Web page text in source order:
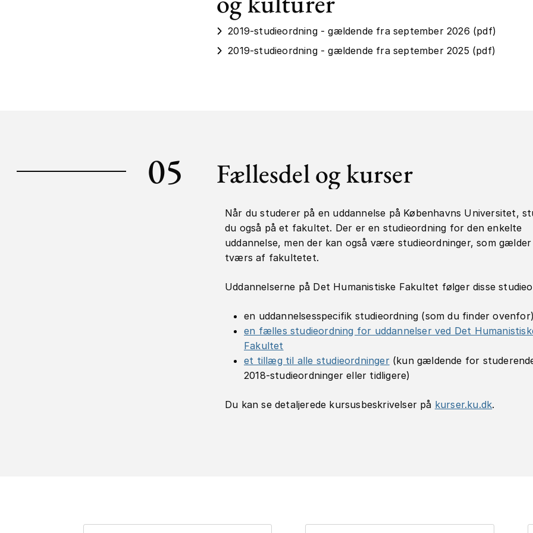
2019-studieordning - gældende fra september 2026 (pdf)
2019-studieordning - gældende fra september 2025 (pdf)
05 Fællesdel og kurser
Når du studerer på en uddannelse på Københavns Universitet,
du også på et fakultet. Der er en studieordning for den enkelte
uddannelse, men der kan også være studieordninger, som
tværs af fakultetet.
Uddannelserne på Det Humanistiske Fakultet følger disse
en uddannelsesspecifik studieordning (som du finder ovenfor)
en fælles studieordning for uddannelser ved Det
Fakultet
et tillæg til alle studieordninger(kun gældende for
2018-studieordninger eller tidligere)
Du kan se detaljerede kursusbeskrivelser på kurser.ku.dk.